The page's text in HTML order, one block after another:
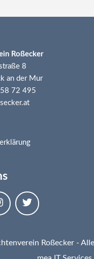
Roßecker
8
an der Mur
72 495
Roßecker -